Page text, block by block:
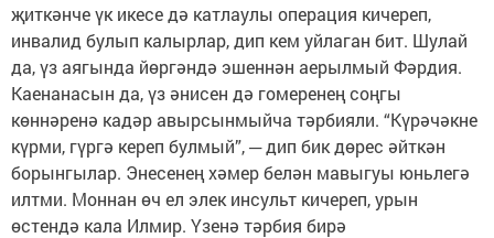
җиткәнче үк икесе дә катлаулы операция кичереп,
инвалид булып калырлар, дип кем уйлаган бит. Шулай
да, үз аягында йөргәндә эшеннән аерылмый Фәрдия.
Каенанасын да, үз әнисен дә гомеренең соңгы
көннәренә кадәр авырсынмыйча тәрбияли. “Күрәчәкне
күрми, гүргә кереп булмый”, ─ дип бик дөрес әйткән
борынгылар. Энесенең хәмер белән мавыгуы юньлегә
илтми. Моннан өч ел элек инсульт кичереп, урын
өстендә кала Илмир. Үзенә тәрбия бирә